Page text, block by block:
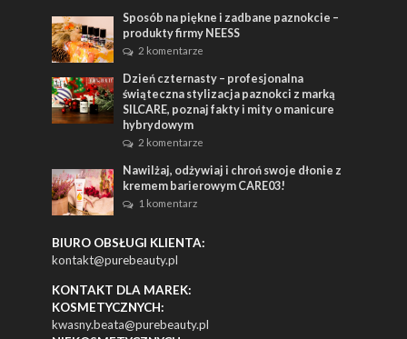
Sposób na piękne i zadbane paznokcie –
produkty firmy NEESS
2 komentarze
Dzień czternasty – profesjonalna
świąteczna stylizacja paznokci z marką
SILCARE, poznaj fakty i mity o manicure
hybrydowym
2 komentarze
Nawilżaj, odżywiaj i chroń swoje dłonie z
kremem barierowym CARE03!
1 komentarz
BIURO OBSŁUGI KLIENTA:
kontakt@purebeauty.pl
KONTAKT DLA MAREK:
KOSMETYCZNYCH:
kwasny.beata@purebeauty.pl